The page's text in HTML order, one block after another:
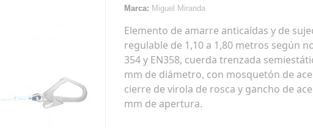
Marca: Miguel Miranda
Elemento de amarre anticaídas y de
regulable de 1,10 a 1,80 metros según
354 y EN358, cuerda trenzada
mm de diámetro, con mosquetón de
cierre de virola de rosca y gancho de
mm de apertura.